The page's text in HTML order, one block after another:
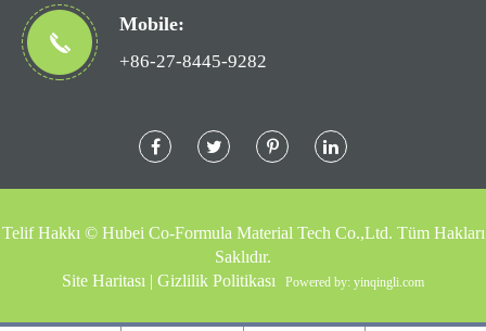
Mobile:
+86-27-8445-9282
Telif Hakkı © Hubei Co-Formula Material Tech Co.,Ltd. Tüm Hakları
Saklıdır.
Site Haritası | Gizlilik Politikası Powered by: yinqingli.com